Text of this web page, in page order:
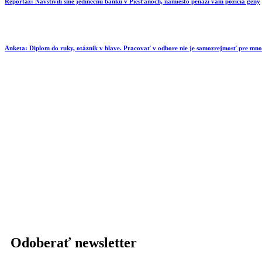
Anketa: Diplom do ruky, otáznik v hlave. Pracovať v odbore nie je samozrejmosť pre
Odoberať newsletter